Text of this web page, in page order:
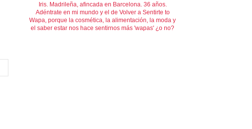
Iris. Madrileña, afincada en Barcelona. 36 años.
Adéntrate en mi mundo y el de Volver a Sentirte to
Wapa, porque la cosmética, la alimentación, la moda y
el saber estar nos hace sentirnos más 'wapas' ¿o no?